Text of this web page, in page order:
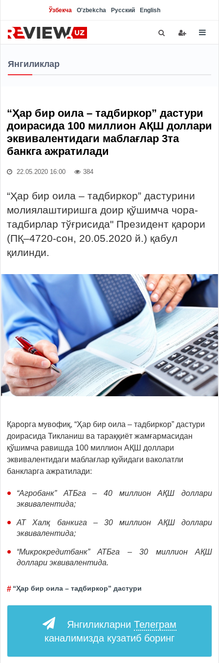
Ўзбекча O'zbekcha Русский English
Янгиликлар
“Ҳар бир оила – тадбиркор” дастури
доирасида 100 миллион АҚШ доллари
эквивалентидаги маблағлар 3та
банкга ажратилади
22.05.2020 16:00 384
“Ҳар бир оила – тадбиркор” дастурини
молиялаштиришга доир қўшимча чора-
тадбирлар тўғрисида" Президент қарори
(ПҚ–4720-сон, 20.05.2020 й.) қабул
қилинди.
Қарорга мувофиқ, “Ҳар бир оила – тадбиркор” дастури
доирасида Тикланиш ва тараққиёт жамғармасидан
қўшимча равишда 100 миллион АҚШ доллари
эквивалентидаги маблағлар қуйидаги ваколатли
банкларга ажратилади:
“Агробанк” АТБга – 40 миллион АҚШ доллари
эквивалентида;
АТ Халқ банкига – 30 миллион АҚШ доллари
эквивалентида;
“Микрокредитбанк” АТБга – 30 миллион АҚШ
доллари эквивалентида.
“Ҳар бир оила – тадбиркор” дастури
Янгиликларни Телеграм
каналимизда кузатиб боринг